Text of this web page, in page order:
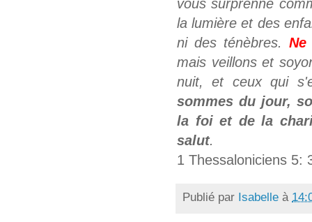
vous surprenne
la lumière et des
ni des ténèbres.
mais veillons et
nuit, et ceux qui
sommes du jour,
la foi et de la
salut.
1 Thessaloniciens 5:
Publié par Isabelle à